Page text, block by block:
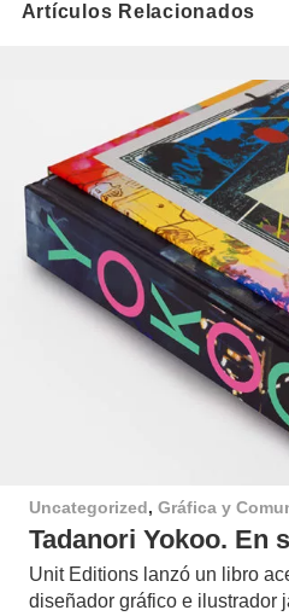
Artículos Relacionados
Uncategorized, Gráfica y
Tadanori Yokoo. En
Unit Editions lanzó un libro
diseñador gráfico e ilustrador